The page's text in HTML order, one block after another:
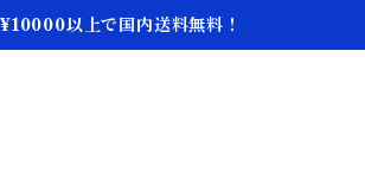
¥10000以上で国内送料無料！